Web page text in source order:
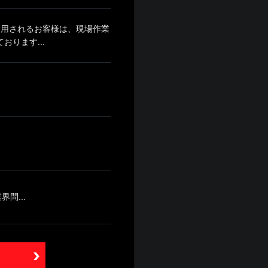
されるお客様は、現場作業
ります...
問...